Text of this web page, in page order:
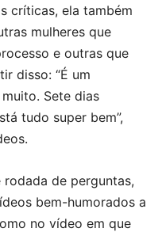
críticas, ela também
mulheres que
e outras que
disso: “É um
Sete dias
tudo super bem”,
de perguntas,
bem-humorados a
no vídeo em que